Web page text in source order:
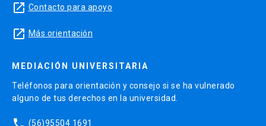
launch Contacto para apoyo
launch Más orientación
MEDIACIÓN UNIVERSITARIA
Teléfonos para orientación y consejo si se ha vulnerado
alguno de tus derechos en la universidad.
(56)95504 1691